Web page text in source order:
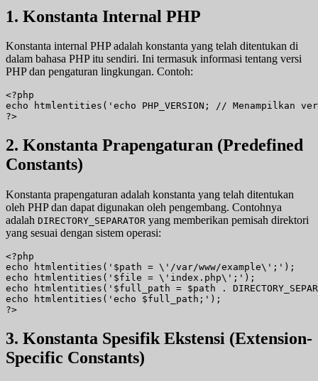
1. Konstanta Internal PHP
Konstanta internal PHP adalah konstanta yang telah ditentukan di
dalam bahasa PHP itu sendiri. Ini termasuk informasi tentang versi
PHP dan pengaturan lingkungan. Contoh:
<?php
echo htmlentities('echo PHP_VERSION; // Menampilkan
?>
2. Konstanta Prapengaturan (Predefined
Constants)
Konstanta prapengaturan adalah konstanta yang telah ditentukan
oleh PHP dan dapat digunakan oleh pengembang. Contohnya
adalah DIRECTORY_SEPARATOR yang memberikan pemisah direktori
yang sesuai dengan sistem operasi:
<?php
echo htmlentities('$path = \'/var/www/example\';');
echo htmlentities('$file = \'index.php\';');
echo htmlentities('$full_path = $path .
echo htmlentities('echo $full_path;');
?>
3. Konstanta Spesifik Ekstensi (Extension-
Specific Constants)